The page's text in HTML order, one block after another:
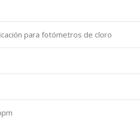
para fotómetros de cloro